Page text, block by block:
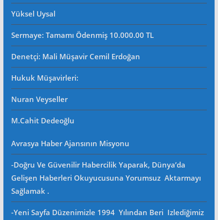
Yüksel Uysal
Sermaye: Tamamı Ödenmiş 10.000.00 TL
Denetçi: Mali Müşavir Cemil Erdoğan
Hukuk Müşavirleri:
Nuran Veyseller
M.Cahit Dedeoğlu
Avrasya Haber Ajansının Misyonu
-Doğru Ve Güvenilir Habercilik Yaparak, Dünya’da
Gelişen Haberleri Okuyucusuna Yorumsuz Aktarmayı
Sağlamak .
-Yeni Sayfa Düzenimizle 1994 Yılından Beri Izlediğimiz